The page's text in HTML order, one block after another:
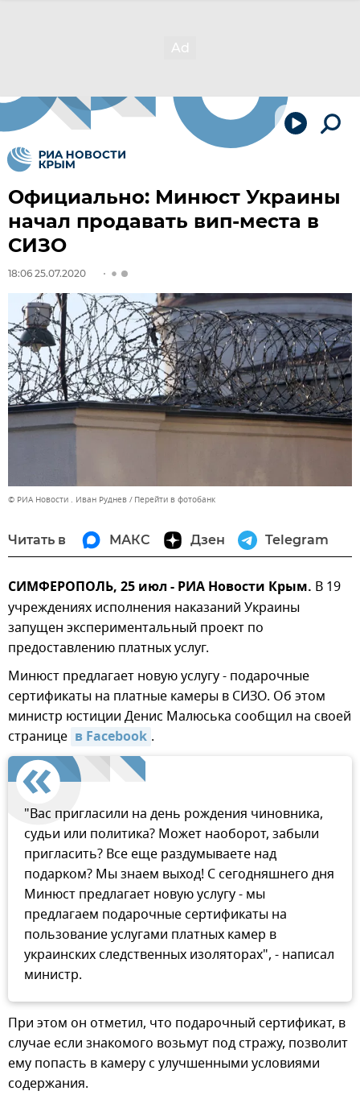
Официально: Минюст Украины
начал продавать вип-места в
СИЗО
18:06 25.07.2020
© РИА Новости . Иван Руднев Перейти в фотобанк
Читать в МАКС Дзен Telegram
СИМФЕРОПОЛЬ, 25 июл - РИА Новости Крым. В 19
учреждениях исполнения наказаний Украины
запущен экспериментальный проект по
предоставлению платных услуг.
Минюст предлагает новую услугу - подарочные
сертификаты на платные камеры в СИЗО. Об этом
министр юстиции Денис Малюська сообщил на своей
странице в Facebook .
"Вас пригласили на день рождения чиновника,
судьи или политика? Может наоборот, забыли
пригласить? Все еще раздумываете над
подарком? Мы знаем выход! С сегодняшнего дня
Минюст предлагает новую услугу - мы
предлагаем подарочные сертификаты на
пользование услугами платных камер в
украинских следственных изоляторах", - написал
министр.
При этом он отметил, что подарочный сертификат, в
случае если знакомого возьмут под стражу, позволит
ему попасть в камеру с улучшенными условиями
содержания.